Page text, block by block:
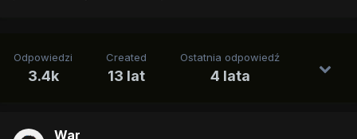
Odpowiedzi
3.4k
Created
13 lat
Ostatnia odpowiedź
4 lata
War